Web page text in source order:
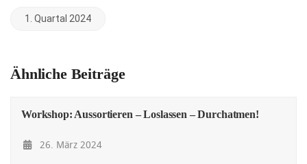
1. Quartal 2024
Ähnliche Beiträge
Workshop: Aussortieren – Loslassen – Durchatmen!
26. März 2024